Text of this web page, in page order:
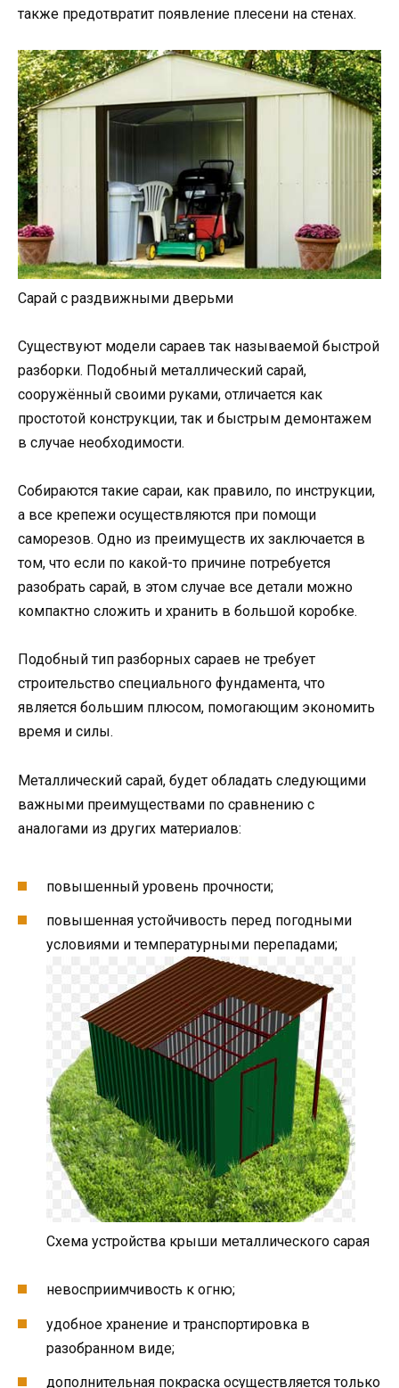
также предотвратит появление плесени на стенах.
Сарай с раздвижными дверьми
Существуют модели сараев так называемой быстрой
разборки. Подобный металлический сарай,
сооружённый своими руками, отличается как
простотой конструкции, так и быстрым демонтажем
в случае необходимости.
Собираются такие сараи, как правило, по инструкции,
а все крепежи осуществляются при помощи
саморезов. Одно из преимуществ их заключается в
том, что если по какой-то причине потребуется
разобрать сарай, в этом случае все детали можно
компактно сложить и хранить в большой коробке.
Подобный тип разборных сараев не требует
строительство специального фундамента, что
является большим плюсом, помогающим экономить
время и силы.
Металлический сарай, будет обладать следующими
важными преимуществами по сравнению с
аналогами из других материалов:
повышенный уровень прочности;
повышенная устойчивость перед погодными
условиями и температурными перепадами;
Схема устройства крыши металлического сарая
невосприимчивость к огню;
удобное хранение и транспортировка в
разобранном виде;
дополнительная покраска осуществляется только